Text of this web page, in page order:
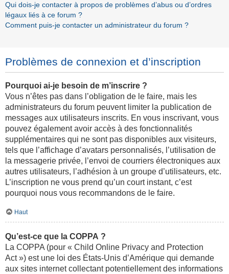
Qui dois-je contacter à propos de problèmes d’abus ou d’ordres
légaux liés à ce forum ?
Comment puis-je contacter un administrateur du forum ?
Problèmes de connexion et d’inscription
Pourquoi ai-je besoin de m’inscrire ?
Vous n’êtes pas dans l’obligation de le faire, mais les
administrateurs du forum peuvent limiter la publication de
messages aux utilisateurs inscrits. En vous inscrivant, vous
pouvez également avoir accès à des fonctionnalités
supplémentaires qui ne sont pas disponibles aux visiteurs,
tels que l’affichage d’avatars personnalisés, l’utilisation de
la messagerie privée, l’envoi de courriers électroniques aux
autres utilisateurs, l’adhésion à un groupe d’utilisateurs, etc.
L’inscription ne vous prend qu’un court instant, c’est
pourquoi nous vous recommandons de le faire.
Haut
Qu’est-ce que la COPPA ?
La COPPA (pour « Child Online Privacy and Protection
Act ») est une loi des États-Unis d’Amérique qui demande
aux sites internet collectant potentiellement des informations